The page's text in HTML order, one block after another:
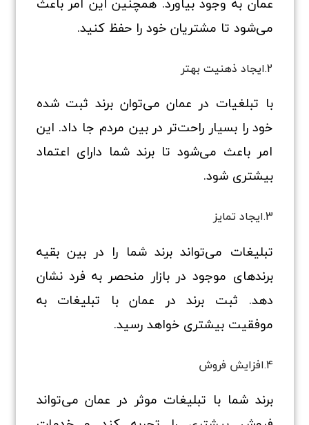
می‌شود تا مشتریان خود را حفظ کنید.
2.ایجاد ذهنیت بهتر
با تبلغیات در عمان می‌توان برند ثبت شده
خود را بسیار راحت‌تر در بین مردم جا داد. این
امر باعث می‌شود تا برند شما دارای اعتماد
بیشتری شود.
3.ایجاد تمایز
تبلیغات می‌تواند برند شما را در بین بقیه
برندهای موجود در بازار منحصر به فرد نشان
دهد. ثبت برند در عمان با تبلیغات به
موفقیت بیشتری خواهد رسید.
4.افزایش فروش
برند شما با تبلیغات موثر در عمان می‌تواند